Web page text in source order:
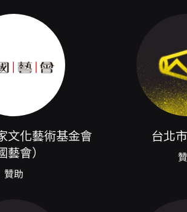
步〉、〈Buan 月亮)〉、〈轉動夢想〉
的合作，為合唱帶來穩定的節奏框架與
目既保有原作特色，又透過合唱群體的
在短時間內體驗從世界民謠到流行經典
功能廳演出，具備合唱聲響傳達的場地
具文化性與娛樂性，不論是合唱愛好者
單曲背景或曲目編排，建議參考主辦單
放觀眾入場。演出全長：約120分鐘。此
則 - 售票場次：2026/10/22（四）
準）。 - 退換票最遲須於演出日10天前
法同上。 購票方式與取票 - 網路購買：
文化藝術基金會
藝會）
贊助
台北